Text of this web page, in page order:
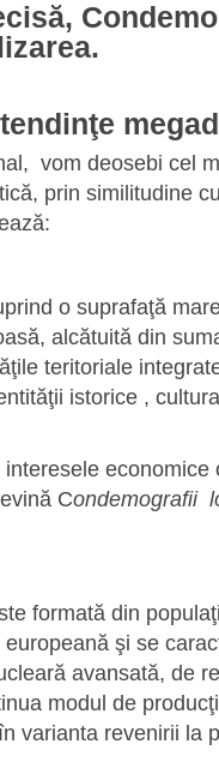
vom deosebi cel
prin similitudine
o suprafaţă
alcătuită din
teritoriale
istorice ,
interesele economice
Condemografii
formată din
şi se
avansată, de
modul de
varianta revenirii la